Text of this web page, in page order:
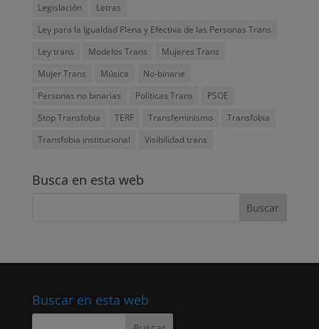
Legislación
Letras
Ley para la Igualdad Plena y Efectiva de las Personas Trans
Ley trans
Modelos Trans
Mujeres Trans
Mujer Trans
Música
No-binarie
Personas no binarias
Políticas Trans
PSOE
Stop Transfobia
TERF Transfeminismo
Transfobia
Transfobia institucional
Visibilidad trans
Busca en esta web
Buscar en esta web